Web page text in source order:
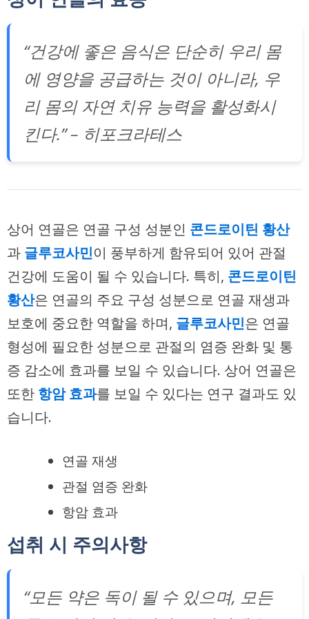
“건강에 좋은 음식은 단순히 우리 몸
에 영양을 공급하는 것이 아니라, 우
리 몸의 자연 치유 능력을 활성화시
킨다.” – 히포크라테스
상어 연골은 연골 구성 성분인 콘드로이틴 황산
과 글루코사민이 풍부하게 함유되어 있어 관절
건강에 도움이 될 수 있습니다. 특히, 콘드로이틴
황산은 연골의 주요 구성 성분으로 연골 재생과
보호에 중요한 역할을 하며, 글루코사민은 연골
형성에 필요한 성분으로 관절의 염증 완화 및 통
증 감소에 효과를 보일 수 있습니다. 상어 연골은
또한 항암 효과를 보일 수 있다는 연구 결과도 있
습니다.
연골 재생
관절 염증 완화
항암 효과
섭취 시 주의사항
“모든 약은 독이 될 수 있으며, 모든